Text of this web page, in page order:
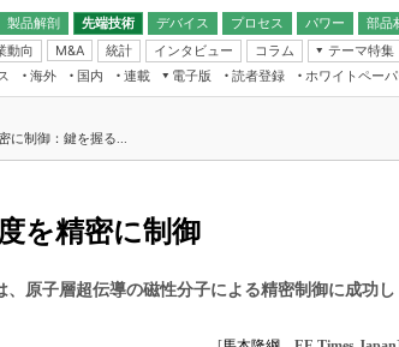
製品解剖
先端技術
デバイス
プロセス パワー 部品
無線
動向 M&A 統計 インタビュー コラム
テーマ特集
フィジカルAI
読者調査（EE Times Research）
電源設計（EDN Japan）
IoT
人と
海外 国内
連載
アの社会人大
電子版
ット
読者登録 ホワイトペー
に制御：鍵を握る...
を精密に制御
原子層超伝導の磁性分子による精密制御に成功し